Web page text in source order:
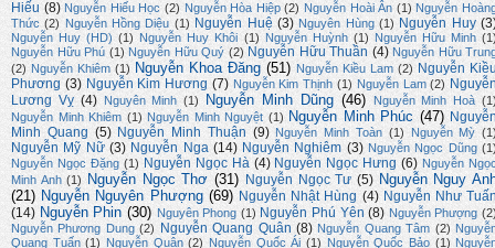
Hiếu (8) Nguyễn Hiếu Học (2) Nguyễn Hòa Hiệp (2) Nguyễn Hoài Ân (1) Nguyễn
Thức (2) Nguyễn Hồng Diệu (1) Nguyễn Huệ (3) Nguyên Hùng (1) Nguyễn Huy
Nguyễn Huy (HD) (1) Nguyễn Huy Khôi (1) Nguyễn Huỳnh (1) Nguyễn Hữu Minh
Nguyễn Hữu Phú (1) Nguyễn Hữu Quý (2) Nguyễn Hữu Thuần (4) Nguyễn Hữu
(2) Nguyễn Khiêm (1) Nguyễn Khoa Đăng (51) Nguyễn Kiều Lam (2) Nguyễn
Phương (3) Nguyễn Kim Hương (7) Nguyễn Kim Thịnh (1) Nguyễn Lam (2)
Lương Vỵ (4) Nguyên Minh (1) Nguyễn Minh Dũng (46) Nguyễn Minh Hoà
Nguyễn Minh Khiêm (1) Nguyễn Minh Nguyệt (1) Nguyễn Minh Phúc (47)
Minh Quang (5) Nguyễn Minh Thuận (9) Nguyễn Minh Toàn (1) Nguyễn Mỳ
Nguyễn Mỹ Nữ (3) Nguyễn Nga (14) Nguyễn Nghiêm (3) Nguyễn Ngọc Dũng
Nguyễn Ngọc Đặng (1) Nguyễn Ngọc Hà (4) Nguyễn Ngọc Hưng (6) Nguyễn
Minh Anh (1) Nguyễn Ngọc Thơ (31) Nguyễn Ngọc Tư (5) Nguyễn Nguy
(21) Nguyễn Nguyên Phượng (69) Nguyễn Nhật Hùng (4) Nguyễn Như
(14) Nguyễn Phin (30) Nguyên Phong (1) Nguyễn Phú Yên (8) Nguyễn Phượng
Nguyễn Phương Dung (2) Nguyễn Quang Quân (8) Nguyễn Quang Tâm (2)
Quang Tuấn (1) Nguyễn Quân (2) Nguyễn Quốc Ái (1) Nguyễn Quốc Bảo (1)